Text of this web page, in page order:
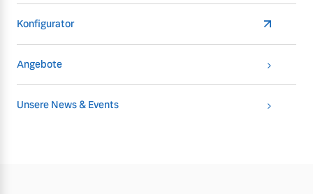
Konfigurator
Angebote
Unsere News & Events